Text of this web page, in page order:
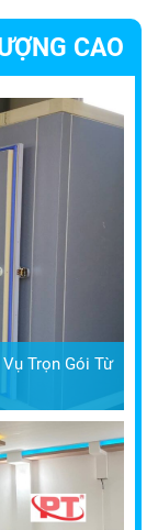
CAO
Trọn Gói Từ